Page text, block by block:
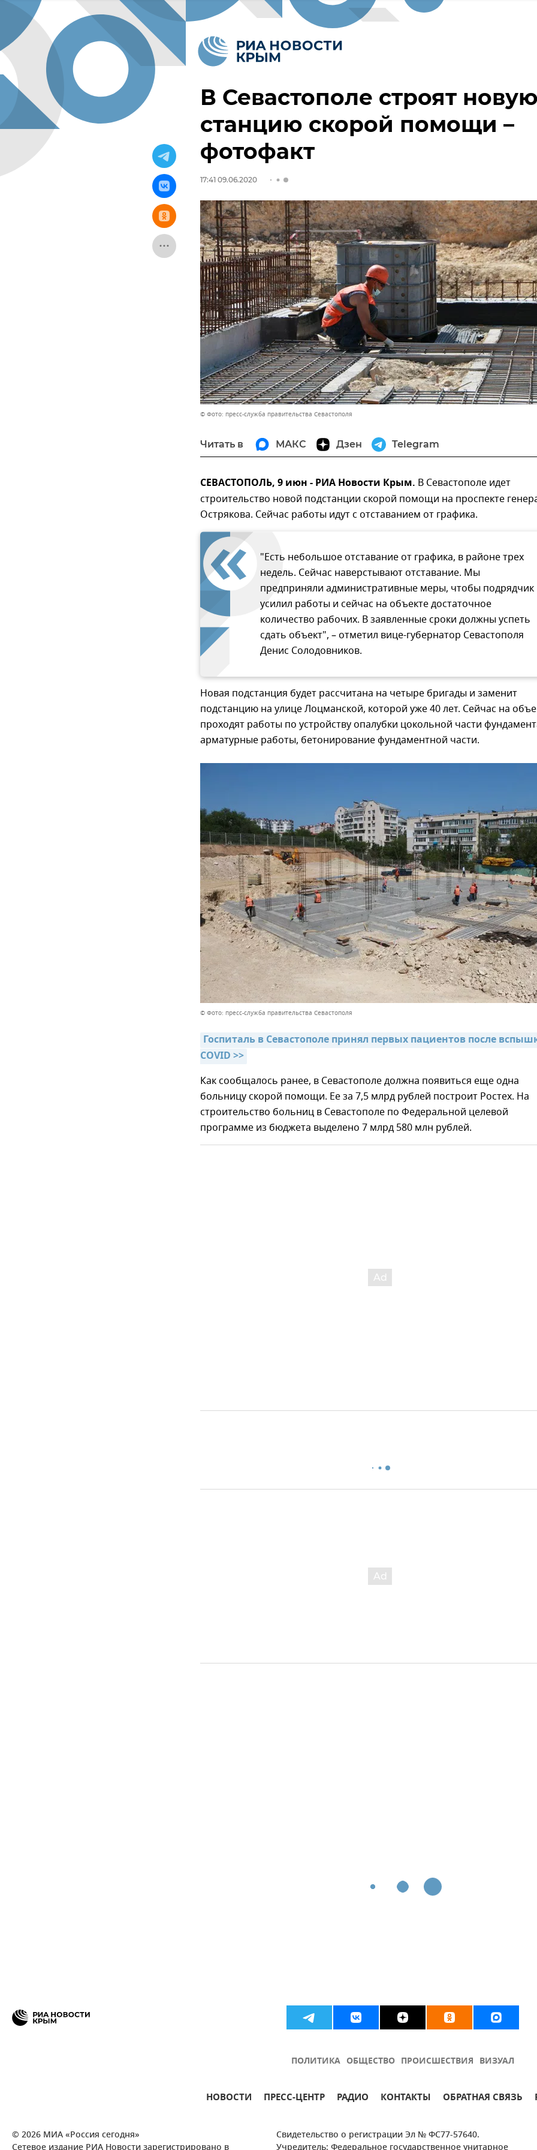
В Севастополе строят
станцию скорой помощи –
фотофакт
17:41 09.06.2020
© Фото: пресс-служба правительства Севастополя
Читать в МАКС Дзен Telegram
СЕВАСТОПОЛЬ, 9 июн - РИА Новости Крым. В Севастополе идет
строительство новой подстанции скорой помощи на проспекте
Острякова. Сейчас работы идут с отставанием от графика.
"Есть небольшое отставание от графика, в районе трех
недель. Сейчас наверстывают отставание. Мы
предприняли административные меры, чтобы подрядчик
усилил работы и сейчас на объекте достаточное
количество рабочих. В заявленные сроки должны успеть
сдать объект", – отметил вице-губернатор Севастополя
Денис Солодовников.
Новая подстанция будет рассчитана на четыре бригады и заменит
подстанцию на улице Лоцманской, которой уже 40 лет. Сейчас на
проходят работы по устройству опалубки цокольной части
арматурные работы, бетонирование фундаментной части.
© Фото: пресс-служба правительства Севастополя
Госпиталь в Севастополе принял первых пациентов после
COVID >>
Как сообщалось ранее, в Севастополе должна появиться еще одна
больницу скорой помощи. Ее за 7,5 млрд рублей построит Ростех. На
строительство больниц в Севастополе по Федеральной целевой
программе из бюджета выделено 7 млрд 580 млн рублей.
ПОЛИТИКА ОБЩЕСТВО ПРОИСШЕСТВИЯ ВИЗУАЛ
НОВОСТИ ПРЕСС-ЦЕНТР РАДИО КОНТАКТЫ ОБРАТНАЯ СВЯЗЬ
© 2026 МИА «Россия сегодня»
Свидетельство о регистрации Эл № ФС77-57640.